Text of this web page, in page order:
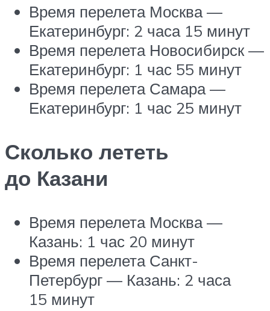
Время перелета Москва —
Екатеринбург: 2 часа 15 минут
Время перелета Новосибирск —
Екатеринбург: 1 час 55 минут
Время перелета Самара —
Екатеринбург: 1 час 25 минут
Сколько лететь
до Казани
Время перелета Москва —
Казань: 1 час 20 минут
Время перелета Санкт-
Петербург — Казань: 2 часа
15 минут